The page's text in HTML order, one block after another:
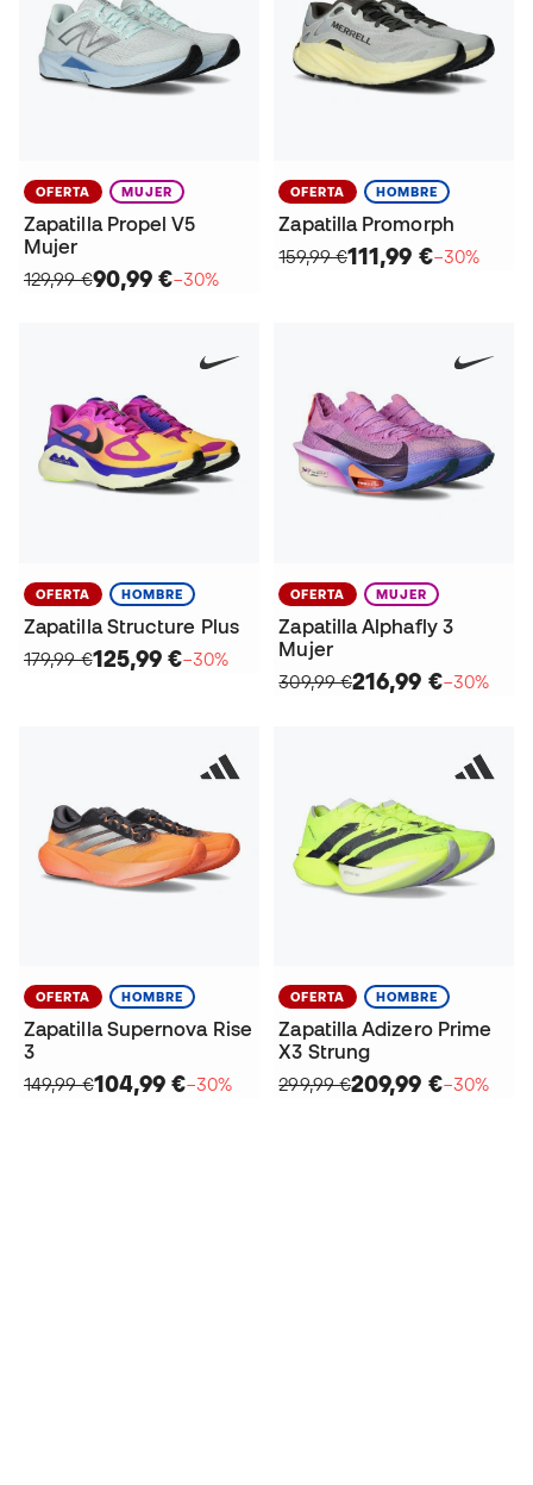
OFERTA MUJER
Zapatilla Propel V5
Mujer
129,99 €90,99 €−30%
OFERTA HOMBRE
Zapatilla Promorph
159,99 €111,99 €−30%
OFERTA HOMBRE
Zapatilla Structure Plus
179,99 €125,99 €−30%
OFERTA MUJER
Zapatilla Alphafly 3
Mujer
309,99 €216,99 €−30%
OFERTA HOMBRE
Zapatilla Supernova Rise
3
149,99 €104,99 €−30%
OFERTA HOMBRE
Zapatilla Adizero Prime
X3 Strung
299,99 €209,99 €−30%